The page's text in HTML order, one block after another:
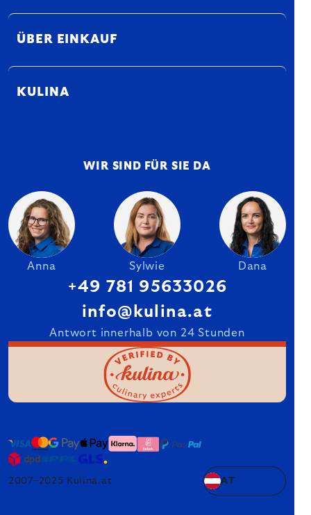
ÜBER EINKAUF
KULINA
WIR SIND FÜR SIE DA
Anna Sylwie Dana
+49 781 95633026
info@kulina.at
Antwort innerhalb von 24 Stunden
2007–2025 Kulina.at AT